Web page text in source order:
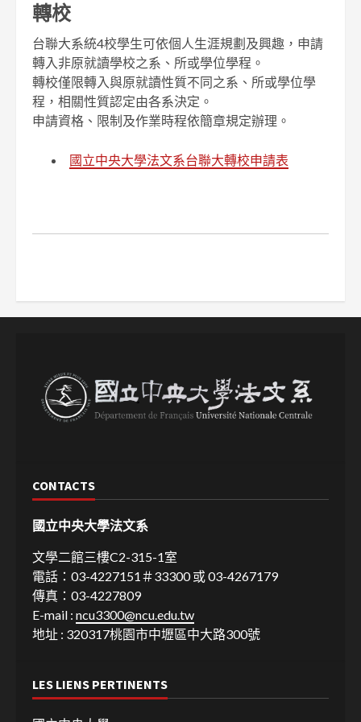
轉校
台聯大系統4校學生可依個人生涯規劃及興趣，申請
轉入非原就讀學校之系、所或學位學程。
轉校僅限轉入與原就讀性質不同之系、所或學位學
程，相關性質認定由各系決定。
申請資格、限制及作業時程依簡章規定辦理。
國立中央大學法文系台聯大轉校申請表
CONTACTS
國立中央大學法文系
文學二館三樓C2-315-1室
電話：03-4227151＃33300 或 03-4267179
傳真：03-4227809
E-mail : ncu3300@ncu.edu.tw
地址 : 320317桃園市中壢區中大路300號
LES LIENS PERTINENTS